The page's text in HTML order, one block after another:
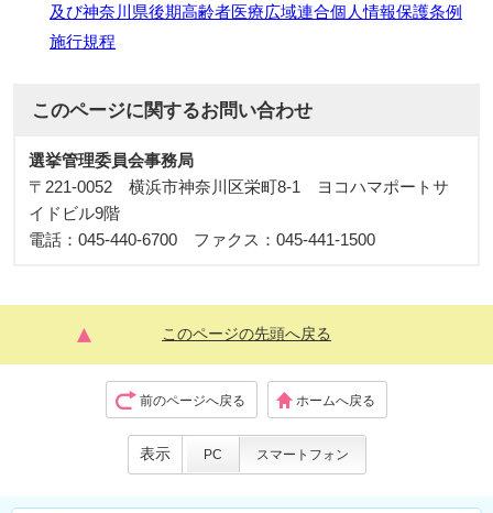
及び神奈川県後期高齢者医療広域連合個人情報保護条例
施行規程
このページに関するお問い合わせ
選挙管理委員会事務局
〒221-0052 横浜市神奈川区栄町8-1 ヨコハマポートサ
イドビル9階
電話：045-440-6700 ファクス：045-441-1500
このページの先頭へ戻る
前のページへ戻る ホームへ戻る
表示 PC スマートフォン